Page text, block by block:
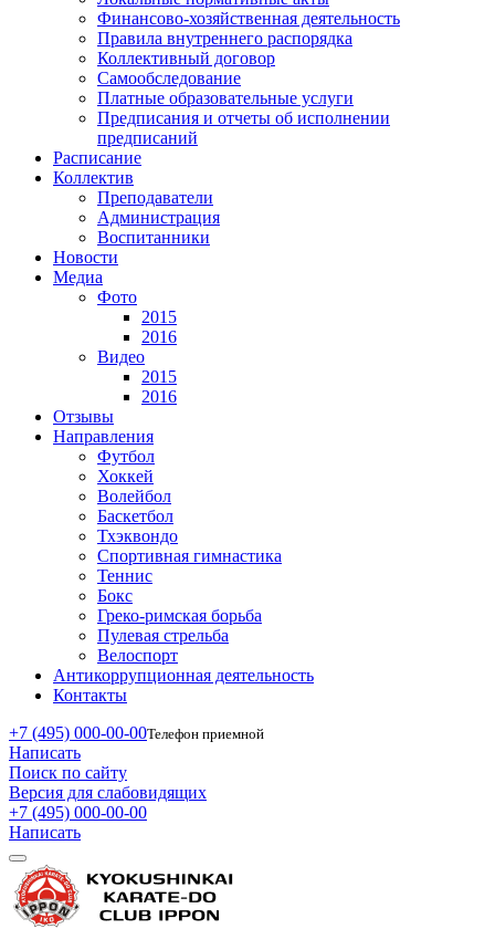
Финансово-хозяйственная деятельность
Правила внутреннего распорядка
Коллективный договор
Самообследование
Платные образовательные услуги
Предписания и отчеты об исполнении
предписаний
Расписание
Коллектив
Преподаватели
Администрация
Воспитанники
Новости
Медиа
Фото
2015
2016
Видео
2015
2016
Отзывы
Направления
Футбол
Хоккей
Волейбол
Баскетбол
Тхэквондо
Спортивная гимнастика
Теннис
Бокс
Греко-римская борьба
Пулевая стрельба
Велоспорт
Антикоррупционная деятельность
Контакты
+7 (495) 000-00-00Телефон приемной
Написать
Поиск по сайту
Версия для слабовидящих
+7 (495) 000-00-00
Написать